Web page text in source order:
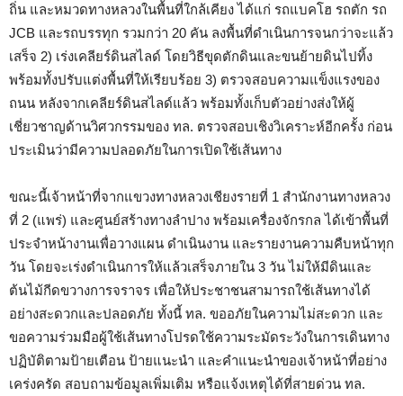
ถิ่น และหมวดทางหลวงในพื้นที่ใกล้เคียง ได้แก่ รถแบคโฮ รถตัก รถ
JCB และรถบรรทุก รวมกว่า 20 คัน ลงพื้นที่ดำเนินการจนกว่าจะแล้ว
เสร็จ 2) เร่งเคลียร์ดินสไลด์ โดยวิธีขุดตักดินและขนย้ายดินไปทิ้ง
พร้อมทั้งปรับแต่งพื้นที่ให้เรียบร้อย 3) ตรวจสอบความแข็งแรงของ
ถนน หลังจากเคลียร์ดินสไลด์แล้ว พร้อมทั้งเก็บตัวอย่างส่งให้ผู้
เชี่ยวชาญด้านวิศวกรรมของ ทล. ตรวจสอบเชิงวิเคราะห์อีกครั้ง ก่อน
ประเมินว่ามีความปลอดภัยในการเปิดใช้เส้นทาง
ขณะนี้เจ้าหน้าที่จากแขวงทางหลวงเชียงรายที่ 1 สำนักงานทางหลวง
ที่ 2 (แพร่) และศูนย์สร้างทางลำปาง พร้อมเครื่องจักรกล ได้เข้าพื้นที่
ประจำหน้างานเพื่อวางแผน ดำเนินงาน และรายงานความคืบหน้าทุก
วัน โดยจะเร่งดำเนินการให้แล้วเสร็จภายใน 3 วัน ไม่ให้มีดินและ
ต้นไม้กีดขวางการจราจร เพื่อให้ประชาชนสามารถใช้เส้นทางได้
อย่างสะดวกและปลอดภัย ทั้งนี้ ทล. ขออภัยในความไม่สะดวก และ
ขอความร่วมมือผู้ใช้เส้นทางโปรดใช้ความระมัดระวังในการเดินทาง
ปฏิบัติตามป้ายเตือน ป้ายแนะนำ และคำแนะนำของเจ้าหน้าที่อย่าง
เคร่งครัด สอบถามข้อมูลเพิ่มเติม หรือแจ้งเหตุได้ที่สายด่วน ทล.